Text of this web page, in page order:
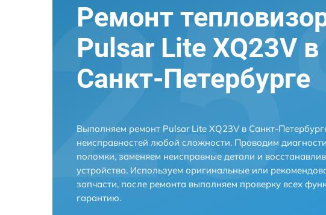
Ремонт
Pulsar Lite XQ23V в
Санкт-Петербурге
Выполняем ремонт Pulsar Lite XQ23V в Санкт-
неисправностей любой сложности. Проводим
поломки, заменяем неисправные детали и
устройства. Используем оригинальные или
запчасти, после ремонта выполняем проверку всех
гарантию.